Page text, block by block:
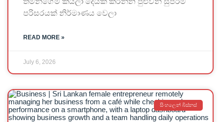
පරිසරයක් නිර්මාණය වෙලා
READ MORE »
July 6, 2026
සිංහලෙන් බිස්නස්